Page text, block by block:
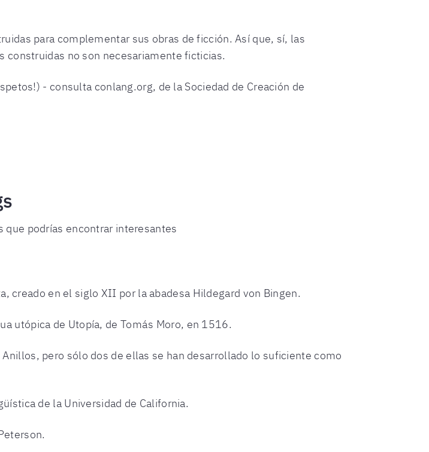
para complementar sus obras de ficción. Así que, sí, las
construidas no son necesariamente ficticias.
- consulta conlang.org, de la Sociedad de Creación de
podrías encontrar interesantes
creado en el siglo XII por la abadesa Hildegard von Bingen.
utópica de Utopía, de Tomás Moro, en 1516.
pero sólo dos de ellas se han desarrollado lo suficiente como
de la Universidad de California.